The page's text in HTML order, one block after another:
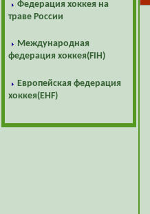
Федерация хоккея на
траве России
Международная
федерация хоккея(FIH)
Европейская федерация
хоккея(EHF)